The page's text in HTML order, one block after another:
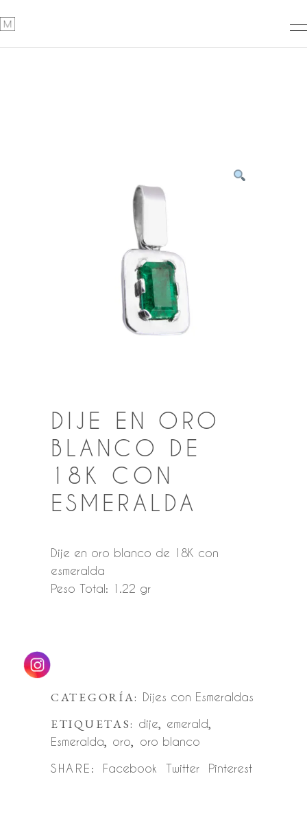
DIJE EN ORO
BLANCO DE
18K CON
ESMERALDA
Dije en oro blanco de 18K con
esmeralda
Peso Total: 1.22 gr
CATEGORÍA: Dijes con Esmeraldas
ETIQUETAS: dije, emerald,
Esmeralda, oro, oro blanco
SHARE:
Facebook Twitter Pinterest